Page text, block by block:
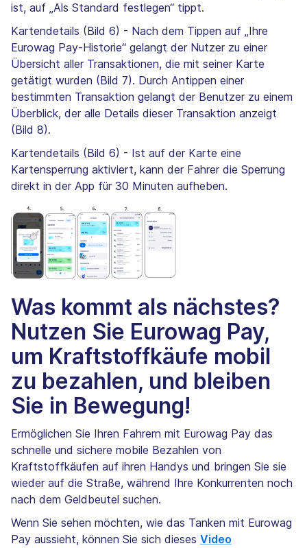
ist, auf „Als Standard festlegen“ tippt.
Kartendetails (Bild 6) - Nach dem Tippen auf „Ihre
Eurowag Pay-Historie“ gelangt der Nutzer zu einer
Übersicht aller Transaktionen, die mit seiner Karte
getätigt wurden (Bild 7). Durch Antippen einer
bestimmten Transaktion gelangt der Benutzer zu einem
Überblick, der alle Details dieser Transaktion anzeigt
(Bild 8).
Kartendetails (Bild 6) - Ist auf der Karte eine
Kartensperrung aktiviert, kann der Fahrer die Sperrung
direkt in der App für 30 Minuten aufheben.
Was kommt als nächstes?
Nutzen Sie Eurowag Pay,
um Kraftstoffkäufe mobil
zu bezahlen, und bleiben
Sie in Bewegung!
Ermöglichen Sie Ihren Fahrern mit Eurowag Pay das
schnelle und sichere mobile Bezahlen von
Kraftstoffkäufen auf ihren Handys und bringen Sie sie
wieder auf die Straße, während Ihre Konkurrenten noch
nach dem Geldbeutel suchen.
Wenn Sie sehen möchten, wie das Tanken mit Eurowag
Pay aussieht, können Sie sich dieses Video